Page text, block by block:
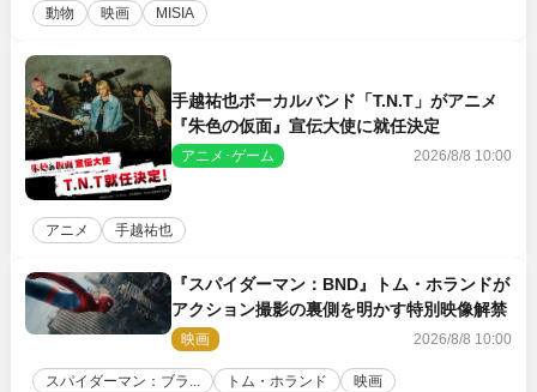
動物 映画 MISIA
手越祐也ボーカルバンド「T.N.T」がアニメ
『朱色の仮面』宣伝大使に就任決定
アニメ･ゲーム 2026/8/8 10:00
アニメ 手越祐也
『スパイダーマン：BND』トム・ホランドが
アクション撮影の裏側を明かす特別映像解禁
映画 2026/8/8 10:00
スパイダーマン：ブラ... トム・ホランド 映画